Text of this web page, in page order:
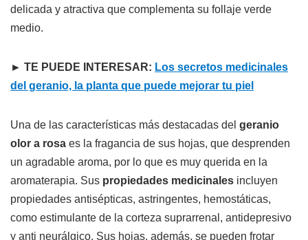
delicada y atractiva que complementa su follaje verde
medio.
► TE PUEDE INTERESAR: Los secretos medicinales
del geranio, la planta que puede mejorar tu piel
Una de las características más destacadas del geranio
olor a rosa es la fragancia de sus hojas, que desprenden
un agradable aroma, por lo que es muy querida en la
aromaterapia. Sus propiedades medicinales incluyen
propiedades antisépticas, astringentes, hemostáticas,
como estimulante de la corteza suprarrenal, antidepresivo
y anti neurálgico. Sus hojas, además, se pueden frotar